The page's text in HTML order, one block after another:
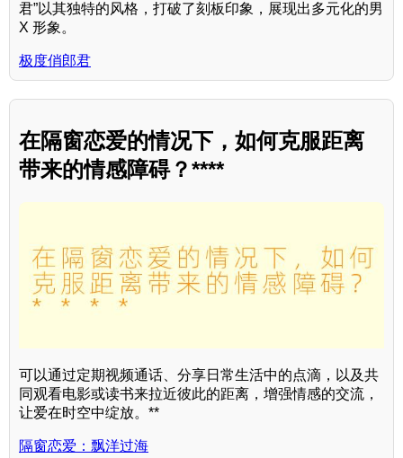
君”以其独特的风格，打破了刻板印象，展现出多元化的男
X 形象。
极度俏郎君
在隔窗恋爱的情况下，如何克服距离
带来的情感障碍？****
可以通过定期视频通话、分享日常生活中的点滴，以及共
同观看电影或读书来拉近彼此的距离，增强情感的交流，
让爱在时空中绽放。**
隔窗恋爱：飘洋过海